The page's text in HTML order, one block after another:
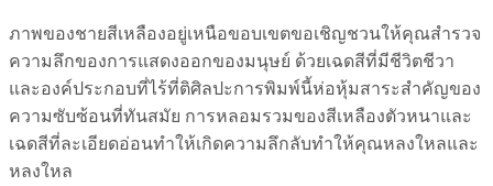
ภาพของชายสีเหลืองอยู่เหนือขอบเขตขอเชิญชวนให้คุณสำรวจ
ความลึกของการแสดงออกของมนุษย์ ด้วยเฉดสีที่มีชีวิตชีวา
และองค์ประกอบที่ไร้ที่ติศิลปะการพิมพ์นี้ห่อหุ้มสาระสำคัญของ
ความซับซ้อนที่ทันสมัย การหลอมรวมของสีเหลืองตัวหนาและ
เฉดสีที่ละเอียดอ่อนทำให้เกิดความลึกลับทำให้คุณหลงใหลและ
หลงใหล